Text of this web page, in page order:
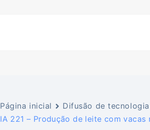
Página inicial Difusão de tecnologia
IA 221 – Produção de leite com vacas